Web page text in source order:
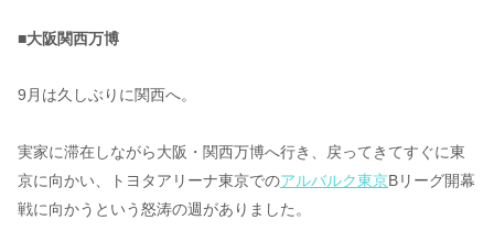
■大阪関西万博
9月は久しぶりに関西へ。
実家に滞在しながら大阪・関西万博へ行き、戻ってきてすぐに東
京に向かい、トヨタアリーナ東京でのアルバルク東京Bリーグ開幕
戦に向かうという怒涛の週がありました。